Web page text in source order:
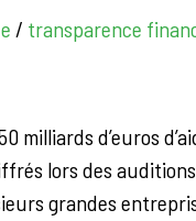
/ transparence
milliards d’euros
lors des
grandes